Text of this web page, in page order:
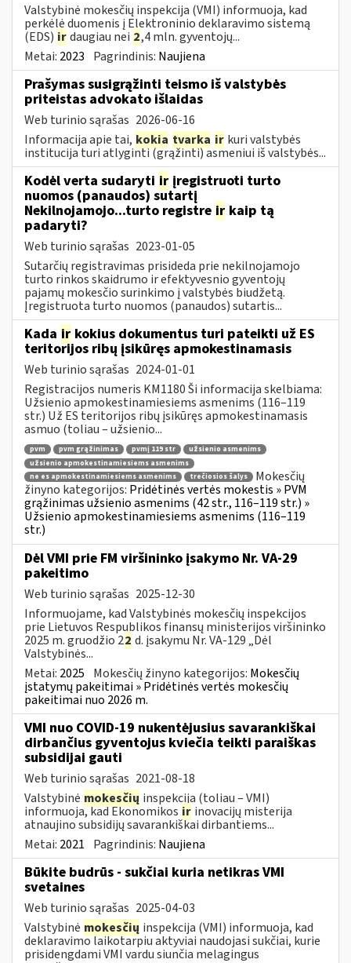
Valstybinė mokesčių inspekcija (VMI) informuoja, kad
perkėlė duomenis į Elektroninio deklaravimo sistemą
(EDS) irdaugiau nei 2,4 mln. gyventojų...
Metai: 2023 Pagrindinis: Naujiena
Prašymas susigrąžinti teismo iš valstybės
priteistas advokato išlaidas
Web turinio sąrašas 2026-06-16
Informacija apie tai, kokia tvarka ir kuri valstybės
institucija turi atlyginti (grąžinti) asmeniui iš valstybės...
Kodėl verta sudaryti ir įregistruoti turto
nuomos (panaudos) sutartį
Nekilnojamojo...turto registre ir kaip tą
padaryti?
Web turinio sąrašas 2023-01-05
Sutarčių registravimas prisideda prie nekilnojamojo
turto rinkos skaidrumo ir efektyvesnio gyventojų
pajamų mokesčio surinkimo į valstybės biudžetą.
Įregistruota turto nuomos (panaudos) sutartis...
Kada ir kokius dokumentus turi pateikti už ES
teritorijos ribų įsikūręs apmokestinamasis
Web turinio sąrašas 2024-01-01
Registracijos numeris KM1180 Ši informacija skelbiama:
Užsienio apmokestinamiesiems asmenims (116–119
str.) Už ES teritorijos ribų įsikūręs apmokestinamasis
asmuo (toliau – užsienio...
pvm pvm grąžinimas pvmį 119 str
užsienio asmenims
užsienio apmokestinamiesiems asmenims
ne es apmokestinamiesiems asmenims
trečiosios šalys
Mokesčių
žinyno kategorijos: Pridėtinės vertės mokestis » PVM
grąžinimas užsienio asmenims (42 str., 116–119 str.) »
Užsienio apmokestinamiesiems asmenims (116–119
str.)
Dėl VMI prie FM viršininko įsakymo Nr. VA-29
pakeitimo
Web turinio sąrašas 2025-12-30
Informuojame, kad Valstybinės mokesčių inspekcijos
prie Lietuvos Respublikos finansų ministerijos viršininko
2025 m. gruodžio 22 d. įsakymu Nr. VA-129 „Dėl
Valstybinės...
Metai: 2025 Mokesčių žinyno kategorijos: Mokesčių
įstatymų pakeitimai » Pridėtinės vertės mokesčių
pakeitimai nuo 2026 m.
VMI nuo COVID-19 nukentėjusius savarankiškai
dirbančius gyventojus kviečia teikti paraiškas
subsidijai gauti
Web turinio sąrašas 2021-08-18
Valstybinė mokesčių inspekcija (toliau – VMI)
informuoja, kad Ekonomikos ir inovacijų misterija
atnaujino subsidijų savarankiškai dirbantiems...
Metai: 2021 Pagrindinis: Naujiena
Būkite budrūs - sukčiai kuria netikras VMI
svetaines
Web turinio sąrašas 2025-04-03
Valstybinė mokesčių inspekcija (VMI) informuoja, kad
deklaravimo laikotarpiu aktyviai naudojasi sukčiai, kurie
prisidengdami VMI vardu siunčia melagingus